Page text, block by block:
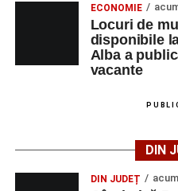
Minoră din Sebeș,
bărbat căsătorit.
protecție pentru 12
Incendiu la un
lotul pentru noul
importante la nivel
ECONOMIE
Locuri de
disponibile
Alba a
vacante
DIN
DIN JUDEȚ